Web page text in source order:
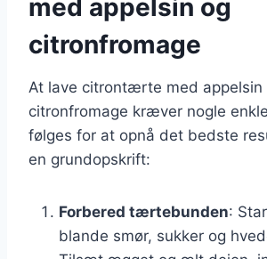
med appelsin og
citronfromage
At lave citrontærte med appelsin
citronfromage kræver nogle
følges for at opnå det bedste
en grundopskrift:
Forbered tærtebunden:
blande smør, sukker og